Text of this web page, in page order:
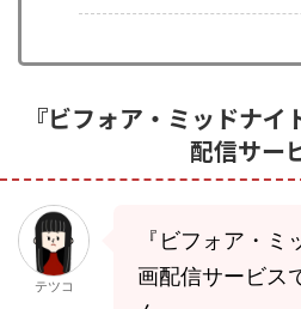
『ビフォア・ミッドナ
配信サー
テツコ
『ビフォア・
画配信サービス